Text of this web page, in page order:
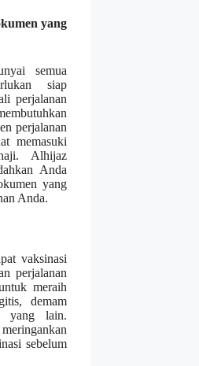
yang
semua
siap
perjalanan
perjalanan
memasuki
Alhijaz
Anda
yang
Anda.
vaksinasi
perjalanan
meraih
demam
yang lain.
sebelum